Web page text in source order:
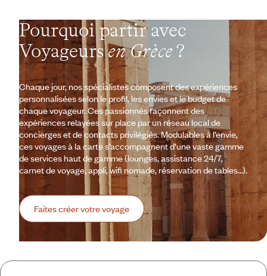
Pourquoi partir avec
Voyageursen Grèce?
Chaque jour, nos spécialistes composent des expériences
personnalisées selon le profil, les envies et le budget de
chaque voyageur. Ces passionnés façonnent des
expériences relayées sur place par un réseau local de
concierges et de contacts privilégiés. Modulables à l’envie,
ces voyages à la carte s’accompagnent d’une vaste gamme
de services haut de gamme (lounges, assistance 24/7,
carnet de voyage, appli, wifi nomade, réservation de tables…).
Faites créer votre voyage